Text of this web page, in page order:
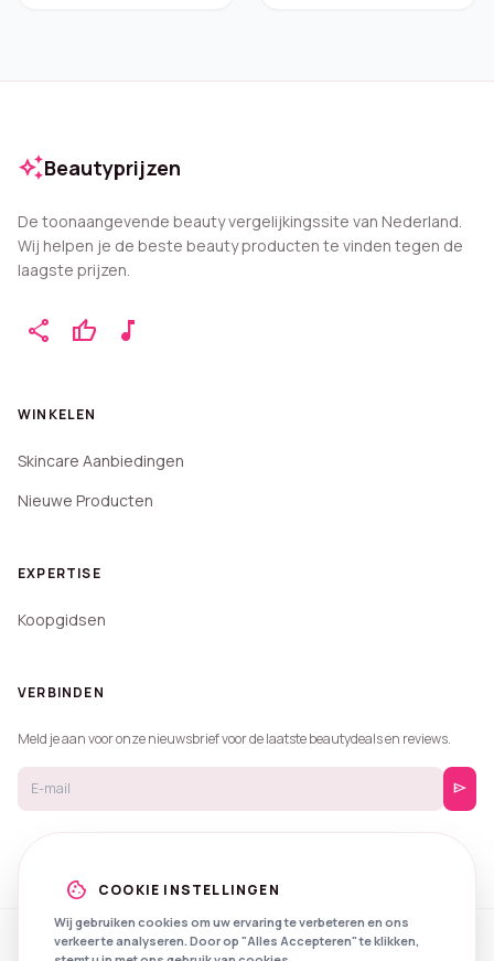
auto_awesomeBeautyprijzen
De toonaangevende beauty vergelijkingssite van Nederland.
Wij helpen je de beste beauty producten te vinden tegen de
laagste prijzen.
share thumb_up music_note
WINKELEN
Skincare Aanbiedingen
Nieuwe Producten
EXPERTISE
Koopgidsen
VERBINDEN
Meld je aan voor onze nieuwsbrief voor de laatste beautydeals en reviews.
send
© 2026 Beautyprijzen.
cookie COOKIE INSTELLINGEN
Wij gebruiken cookies om uw ervaring te verbeteren en ons
verkeer te analyseren. Door op "Alles Accepteren" te klikken,